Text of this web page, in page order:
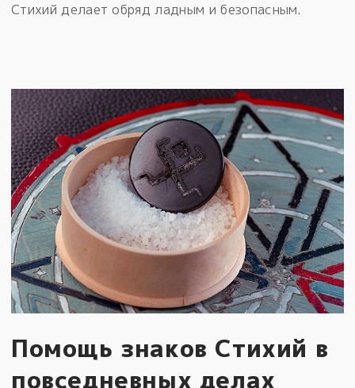
Стихий делает обряд ладным и безопасным.
Помощь знаков Стихий в
повседневных делах